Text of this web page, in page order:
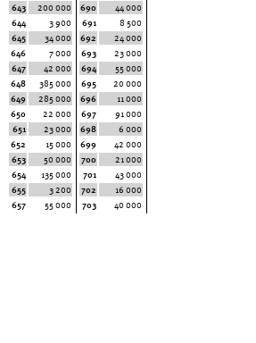
643
200 000
644
3 900
645
34 000
646
7 000
647
42 000
648
385 000
649
285 000
650
22 000
651
23 000
652
15 000
653
50 000
654
135 000
655
3 200
657
55 000
690
44 000
691
8 500
692
24 000
693
23 000
694
55 000
695
20 000
696
11 000
697
91 000
698
6 000
699
42 000
700
21 000
701
43 000
702
16 000
703
40 000